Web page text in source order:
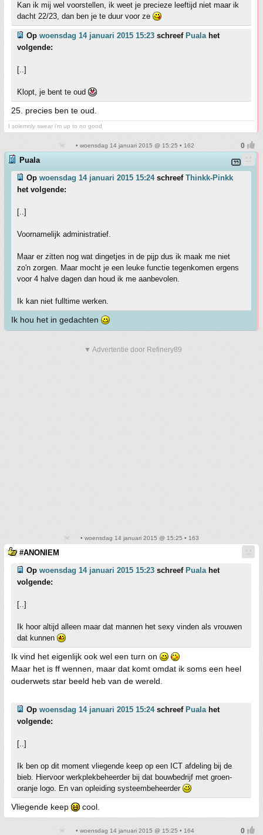
Kan ik mij wel voorstellen, ik weet je precieze leeftijd niet maar ik
dacht 22/23, dan ben je te duur voor ze
Op woensdag 14 januari 2015 15:23 schreef Pualahet
volgende:
[..]
Klopt, je bent te oud
25. precies ben te oud.
I solemnly swear i'm up to no good
• woensdag 14 januari 2015 @ 15:25 • 162
Puala
Op woensdag 14 januari 2015 15:24schreef Thinkk-Pinkk
het volgende:
[..]
Voornamelijk administratief.
Maar er zitten nog wat dingetjes in de pijp dus ik maak me niet
zo'n zorgen. Maar mocht je een leuke functie tegenkomen ergens
voor 4 halve dagen dan houd ik me aanbevolen.
Ik kan niet fulltime werken.
Ik hou het in gedachten
▼ Advertentie door Refinery89
• woensdag 14 januari 2015 @ 15:25 • 163
#ANONIEM
Op woensdag 14 januari 2015 15:23 schreef Pualahet
volgende:
[..]
Ik hoor altijd alleen maar dat mannen het sexy vinden als vrouwen
dat kunnen
Ik vind het eigenlijk ook wel een turn on
Maar het is ff wennen, maar dat komt omdat ik soms een heel
ouderwets star beeld heb van de wereld.
Op woensdag 14 januari 2015 15:24schreef Pualahet
volgende:
[..]
Ik ben op dit moment vliegende keep op een ICT afdeling bij de
bieb. Hiervoor werkplekbeheerder bij dat bouwbedrijf met groen-
oranje logo. En van opleiding systeembeheerder
Vliegende keep cool.
• woensdag 14 januari 2015 @ 15:25 • 164